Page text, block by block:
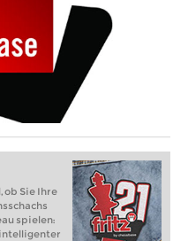
ob Sie Ihre
spielen: